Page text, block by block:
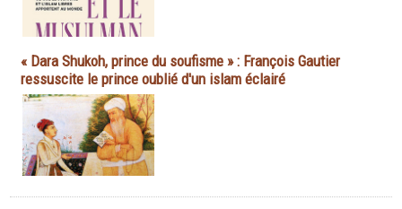
« Dara Shukoh, prince du soufisme » : François Gautier
ressuscite le prince oublié d'un islam éclairé